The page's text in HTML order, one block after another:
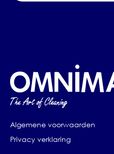
Algemene voorwaarden
Privacy verklaring